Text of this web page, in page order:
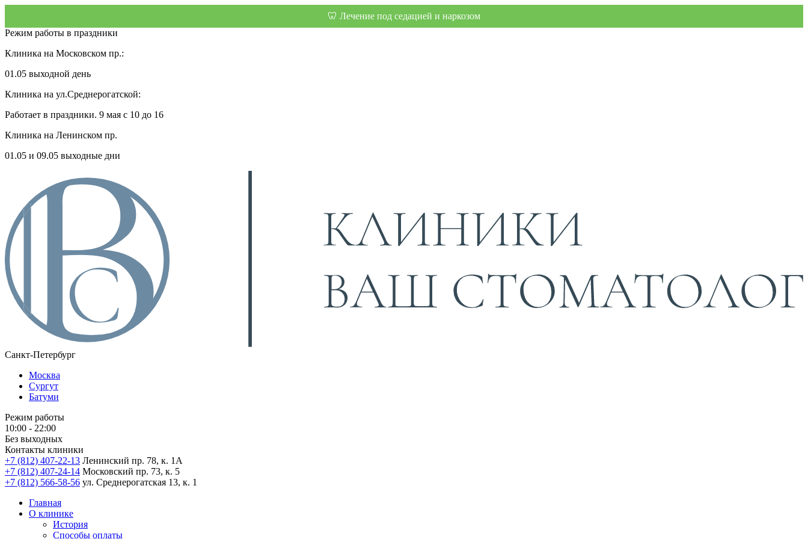
🦷 Лечение под седацией и наркозом
Режим работы в праздники
Клиника на Московском пр.:
01.05 выходной день
Клиника на ул.Среднерогатской:
Работает в праздники. 9 мая с 10 до 16
Клиника на Ленинском пр.
01.05 и 09.05 выходные дни
Санкт-Петербург
Москва
Сургут
Батуми
Режим работы
10:00 - 22:00
Без выходных
Контакты клиники
+7 (812) 407-22-13 Ленинский пр. 78, к. 1А
+7 (812) 407-24-14 Московский пр. 73, к. 5
+7 (812) 566-58-56 ул. Среднерогатская 13, к. 1
Главная
О клинике
История
Способы оплаты